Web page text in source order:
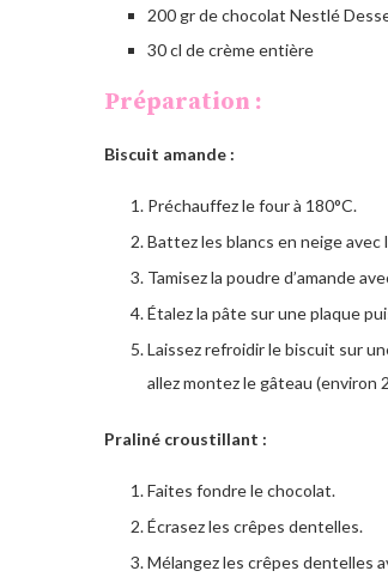
200 gr de chocolat Nestlé
30 cl de crème entière
Préparation :
Biscuit amande :
Préchauffez le four à 180°C.
Battez les blancs en neige avec
Tamisez la poudre d’amande
Étalez la pâte sur une plaque
Laissez refroidir le biscuit sur
allez montez le gâteau
Praliné croustillant :
Faites fondre le chocolat.
Écrasez les crêpes dentelles.
Mélangez les crêpes dentelles